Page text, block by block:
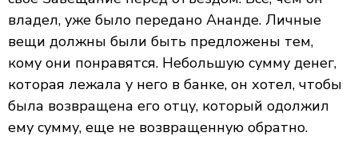
владел, уже было передано Ананде. Личные
вещи должны были быть предложены тем,
кому они понравятся. Небольшую сумму денег,
которая лежала у него в банке, он хотел, чтобы
была возвращена его отцу, который одолжил
ему сумму, еще не возвращенную обратно.